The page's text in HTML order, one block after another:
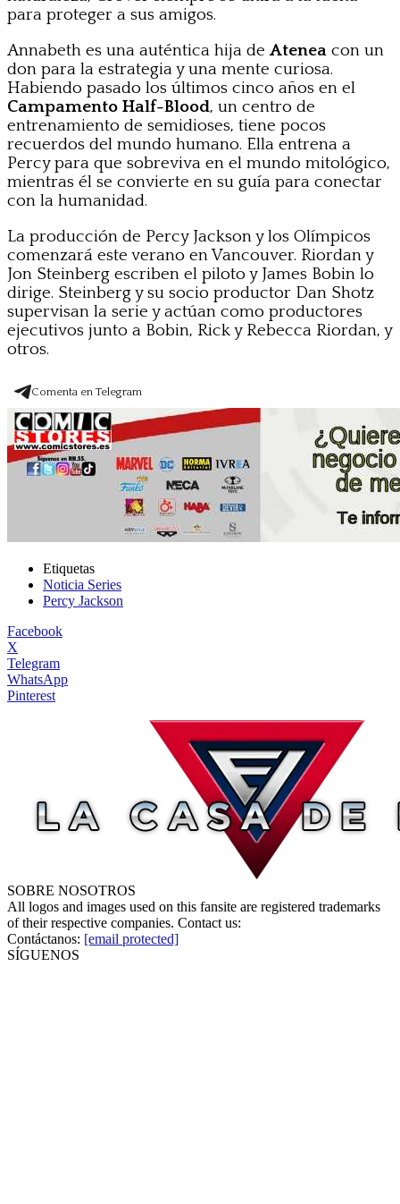
para proteger a sus amigos.
Annabeth es una auténtica hija de Atenea con un
don para la estrategia y una mente curiosa.
Habiendo pasado los últimos cinco años en el
Campamento Half-Blood, un centro de
entrenamiento de semidioses, tiene pocos
recuerdos del mundo humano. Ella entrena a
Percy para que sobreviva en el mundo mitológico,
mientras él se convierte en su guía para conectar
con la humanidad.
La producción de Percy Jackson y los Olímpicos
comenzará este verano en Vancouver. Riordan y
Jon Steinberg escriben el piloto y James Bobin lo
dirige. Steinberg y su socio productor Dan Shotz
supervisan la serie y actúan como productores
ejecutivos junto a Bobin, Rick y Rebecca Riordan, y
otros.
Comenta en Telegram
Etiquetas
Noticia Series
Percy Jackson
Facebook
X
Telegram
WhatsApp
Pinterest
SOBRE NOSOTROS
All logos and images used on this fansite are registered trademarks
of their respective companies. Contact us:
Contáctanos: [email protected]
SÍGUENOS